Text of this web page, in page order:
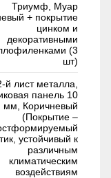
Триумф, Муар
+ покрытие
цинком и
декоративными
(3
шт)
й лист металла,
панель 10
мм, Коричневый
(Покрытие –
устойчивый к
различным
климатическим
воздействиям